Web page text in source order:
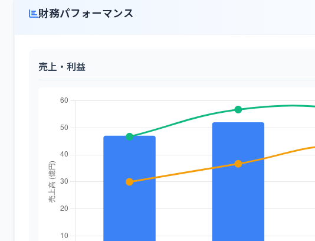
財務パフォーマンス
売上・利益